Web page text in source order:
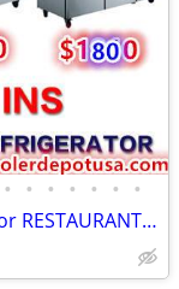
• • • • • • •
Salad Sandwich Prep Table Refrigerator RESTAURANT EQUIPMENT